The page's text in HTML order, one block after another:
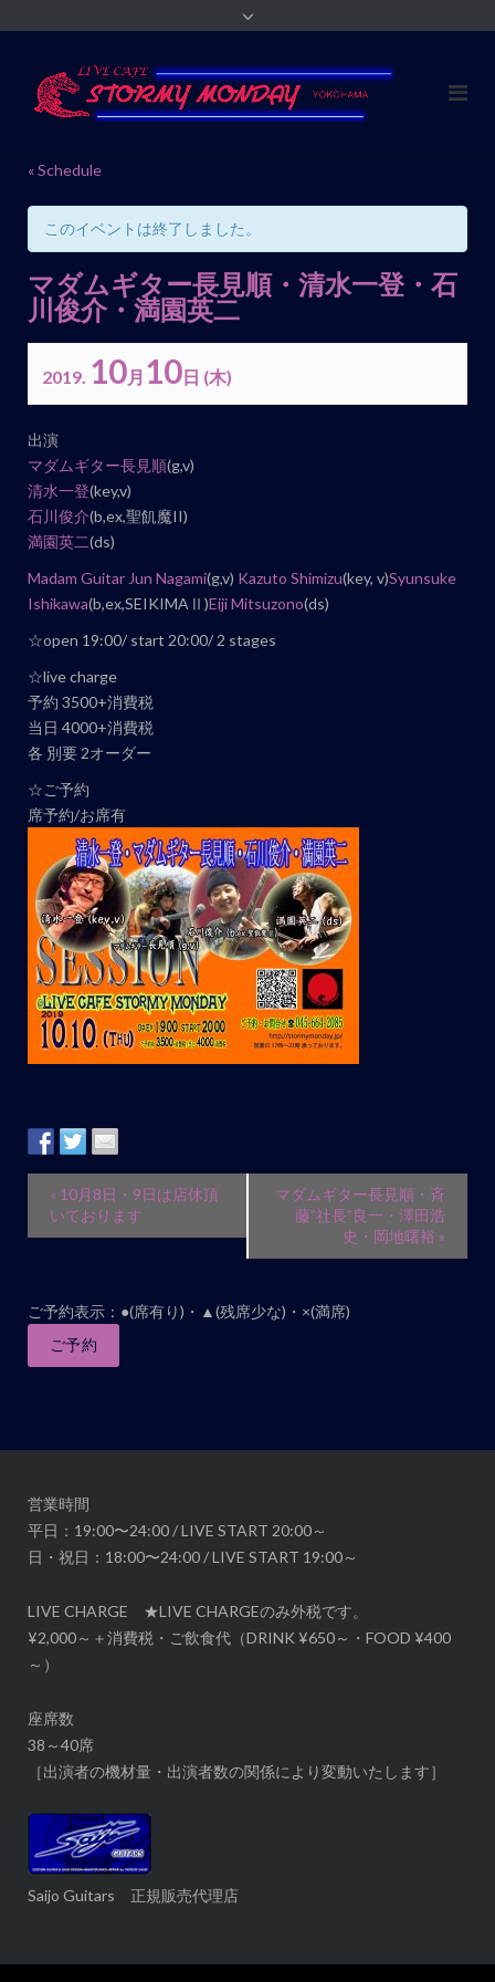
« Schedule
このイベントは終了しました。
マダムギター長見順・清水一登・石
川俊介・満園英二
2019. 10月 10日 (木)
イ
ベ
ン
ト
ナ
ビ
ゲ
ー
シ
ョ
ン
出演
マダムギター長見順(g,v)
清水一登(key,v)
石川俊介(b,ex,聖飢魔II)
満園英二(ds)
Madam Guitar Jun Nagami(g,v) Kazuto Shimizu(key, v)Syunsuke
Ishikawa(b,ex,SEIKIMAⅡ)Eiji Mitsuzono(ds)
☆open 19:00/ start 20:00/ 2 stages
☆live charge
予約 3500+消費税
当日 4000+消費税
各 別要 2オーダー
☆ご予約
席予約/お席有
ン
ナ
ビ
ゲ
ョ
« 10月8日・9日は店休頂
いております
マダムギター長見順・斉
藤”社長”良一・澤田浩
史・岡地曙裕 »
ご予約表示：●(席有り)・▲(残席少な)・×(満席)
ご予約
営業時間
平日：19:00〜24:00 / LIVE START 20:00～
日・祝日：18:00〜24:00 / LIVE START 19:00～
LIVE CHARGE ★LIVE CHARGEのみ外税です。
¥2,000～＋消費税・ご飲食代（DRINK ¥650～・FOOD ¥400
～）
座席数
38～40席
［出演者の機材量・出演者数の関係により変動いたします］
Saijo Guitars 正規販売代理店